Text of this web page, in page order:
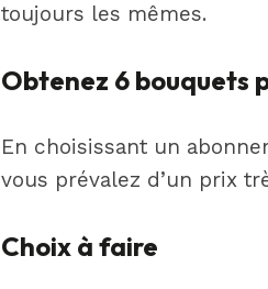
toujours les mêmes.
Obtenez 6 bouquets
En choisissant un
vous prévalez d’un prix
Choix à faire